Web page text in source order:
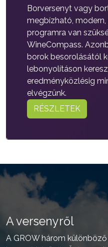
Borversenyt vagy
megbízható,
programra van
WineCompass.
borok besorolásától
lebonyolításon
eredményközlésig
elvégzünk.
RÉSZLETEK
A versenyről
A GROW három